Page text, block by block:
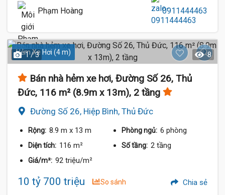
Phạm Hoàng 0911444463
Hẻm Xe Hơi (4 m)
1 / 3 8
Bán nhà hẻm xe hơi, Đường Số 26, Thủ
Đức, 116 m² (8.9m x 13m), 2 tầng
Đường Số 26, Hiệp Bình, Thủ Đức
Rộng: 8.9 m x 13 m Phòng ngủ: 6 phòng
Diện tích: 116 m² Số tầng: 2 tầng
Giá/m²: 92 triệu/m²
10 tỷ 700 triệu So sánh Chia sẻ